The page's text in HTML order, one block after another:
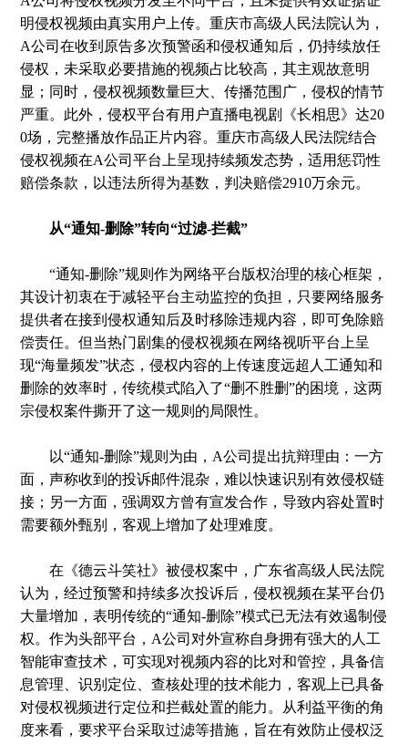
明侵权视频由真实用户上传。重庆市高级人民法院认为，
A公司在收到原告多次预警函和侵权通知后，仍持续放任
侵权，未采取必要措施的视频占比较高，其主观故意明
显；同时，侵权视频数量巨大、传播范围广，侵权的情节
严重。此外，侵权平台有用户直播电视剧《长相思》达20
0场，完整播放作品正片内容。重庆市高级人民法院结合
侵权视频在A公司平台上呈现持续频发态势，适用惩罚性
赔偿条款，以违法所得为基数，判决赔偿2910万余元。
从“通知-删除”转向“过滤-拦截”
“通知-删除”规则作为网络平台版权治理的核心框架，
其设计初衷在于减轻平台主动监控的负担，只要网络服务
提供者在接到侵权通知后及时移除违规内容，即可免除赔
偿责任。但当热门剧集的侵权视频在网络视听平台上呈
现“海量频发”状态，侵权内容的上传速度远超人工通知和
删除的效率时，传统模式陷入了“删不胜删”的困境，这两
宗侵权案件撕开了这一规则的局限性。
以“通知-删除”规则为由，A公司提出抗辩理由：一方
面，声称收到的投诉邮件混杂，难以快速识别有效侵权链
接；另一方面，强调双方曾有宣发合作，导致内容处置时
需要额外甄别，客观上增加了处理难度。
在《德云斗笑社》被侵权案中，广东省高级人民法院
认为，经过预警和持续多次投诉后，侵权视频在某平台仍
大量增加，表明传统的“通知-删除”模式已无法有效遏制侵
权。作为头部平台，A公司对外宣称自身拥有强大的人工
智能审查技术，可实现对视频内容的比对和管控，具备信
息管理、识别定位、查核处理的技术能力，客观上已具备
对侵权视频进行定位和拦截处置的能力。从利益平衡的角
度来看，要求平台采取过滤等措施，旨在有效防止侵权泛